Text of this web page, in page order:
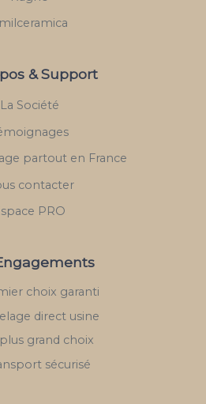
& Support
La Société
partout en France
contacter
PRO
choix garanti
direct usine
grand choix
sécurisé